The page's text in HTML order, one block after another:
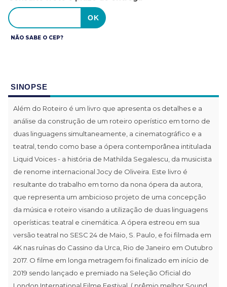
NÃO SABE O CEP?
SINOPSE
Além do Roteiro é um livro que apresenta os detalhes e a
análise da construção de um roteiro operístico em torno de
duas linguagens simultaneamente, a cinematográfico e a
teatral, tendo como base a ópera contemporânea intitulada
Liquid Voices - a história de Mathilda Segalescu, da musicista
de renome internacional Jocy de Oliveira. Este livro é
resultante do trabalho em torno da nona ópera da autora,
que representa um ambicioso projeto de uma concepção
da música e roteiro visando a utilização de duas linguagens
operísticas: teatral e cinemática. A ópera estreou em sua
versão teatral no SESC 24 de Maio, S. Paulo, e foi filmada em
4K nas ruínas do Cassino da Urca, Rio de Janeiro em Outubro
2017. O filme em longa metragem foi finalizado em início de
2019 sendo lançado e premiado na Seleção Oficial do
London International Filme Festival, ( prêmio melhor Sound